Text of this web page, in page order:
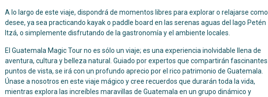
A lo largo de este viaje, dispondrá de momentos libres para explorar o relajarse como
desee, ya sea practicando kayak o paddle board en las serenas aguas del lago Petén
Itzá, o simplemente disfrutando de la gastronomía y el ambiente locales.
El Guatemala Magic Tour no es sólo un viaje; es una experiencia inolvidable llena de
aventura, cultura y belleza natural. Guiado por expertos que compartirán fascinantes
puntos de vista, se irá con un profundo aprecio por el rico patrimonio de Guatemala.
Únase a nosotros en este viaje mágico y cree recuerdos que durarán toda la vida,
mientras explora las increíbles maravillas de Guatemala en un grupo dinámico y